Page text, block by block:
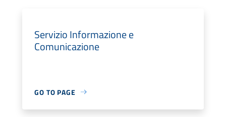
Servizio Informazione e
Comunicazione
GO TO PAGE